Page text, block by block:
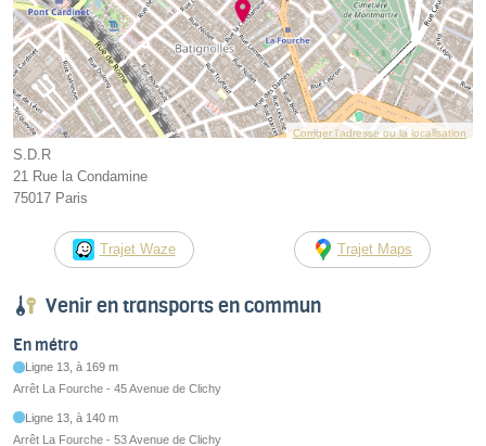
Corriger l’adresse ou la localisation
S.D.R
21 Rue la Condamine
75017 Paris
Trajet Waze Trajet Maps
Venir en transports en commun
En métro
Ligne 13, à 169 m
Arrêt La Fourche - 45 Avenue de Clichy
Ligne 13, à 140 m
Arrêt La Fourche - 53 Avenue de Clichy